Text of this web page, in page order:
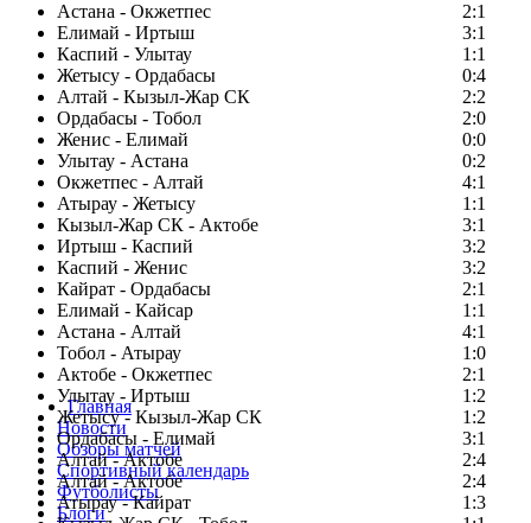
Астана - Окжетпес
2:1
Елимай - Иртыш
3:1
Каспий - Улытау
1:1
Жетысу - Ордабасы
0:4
Алтай - Кызыл-Жар СК
2:2
Ордабасы - Тобол
2:0
Женис - Елимай
0:0
Улытау - Астана
0:2
Окжетпес - Алтай
4:1
Атырау - Жетысу
1:1
Кызыл-Жар СК - Актобе
3:1
Иртыш - Каспий
3:2
Каспий - Женис
3:2
Кайрат - Ордабасы
2:1
Елимай - Кайсар
1:1
Астана - Алтай
4:1
Тобол - Атырау
1:0
Актобе - Окжетпес
2:1
Улытау - Иртыш
1:2
Жетысу - Кызыл-Жар СК
1:2
Ордабасы - Елимай
3:1
Алтай - Актобе
2:4
Алтай - Актобе
2:4
Атырау - Кайрат
1:3
Главная
Новости
Обзоры матчей
Спортивный календарь
Футболисты
Блоги